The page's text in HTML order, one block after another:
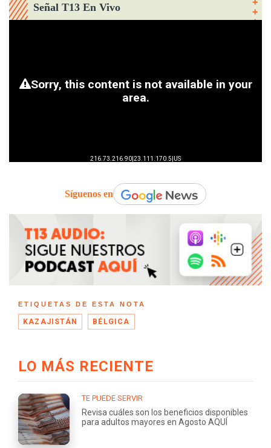
Señal T13 En Vivo
Síguenos en
ETIQUETAS DE ESTA NOTA
KAZAJISTÁN BÉLGICA
LO MÁS RECIENTE
TE PUEDE SERVIR
Revisa cuáles son los beneficios disponibles
para adultos mayores en Agosto AQUÍ